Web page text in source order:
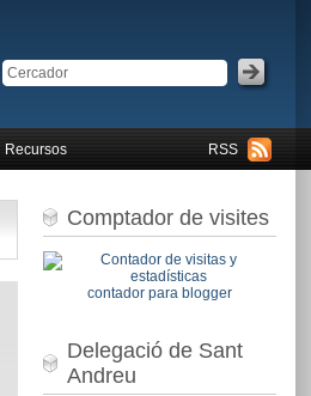
RSS
Recursos
Comptador de visites
contador para blogger
Delegació de Sant
Andreu